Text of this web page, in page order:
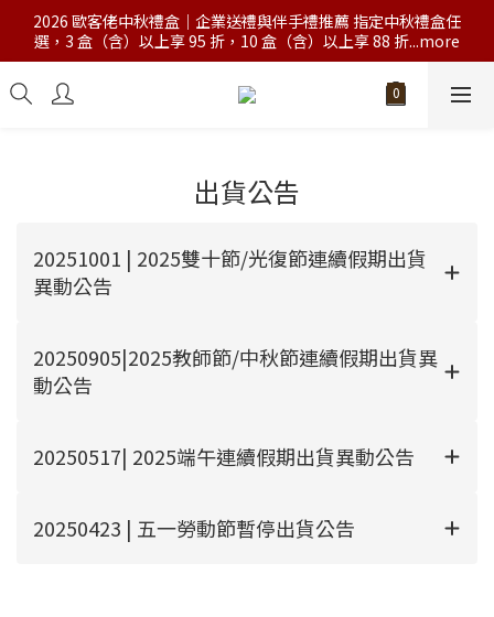
2026 歐客佬中秋禮盒｜企業送禮與伴手禮推薦 指定中秋禮盒任
選，3 盒（含）以上享 95 折，10 盒（含）以上享 88 折...more
出貨公告
20251001 | 2025雙十節/光復節連續假期出貨
異動公告
20250905|2025教師節/中秋節連續假期出貨異
動公告
20250517| 2025端午連續假期出貨異動公告
20250423 | 五一勞動節暫停出貨公告